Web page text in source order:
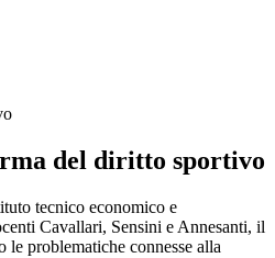
del diritto sportivo
tecnico economico e
Cavallari, Sensini e Annesanti, il
problematiche connesse alla